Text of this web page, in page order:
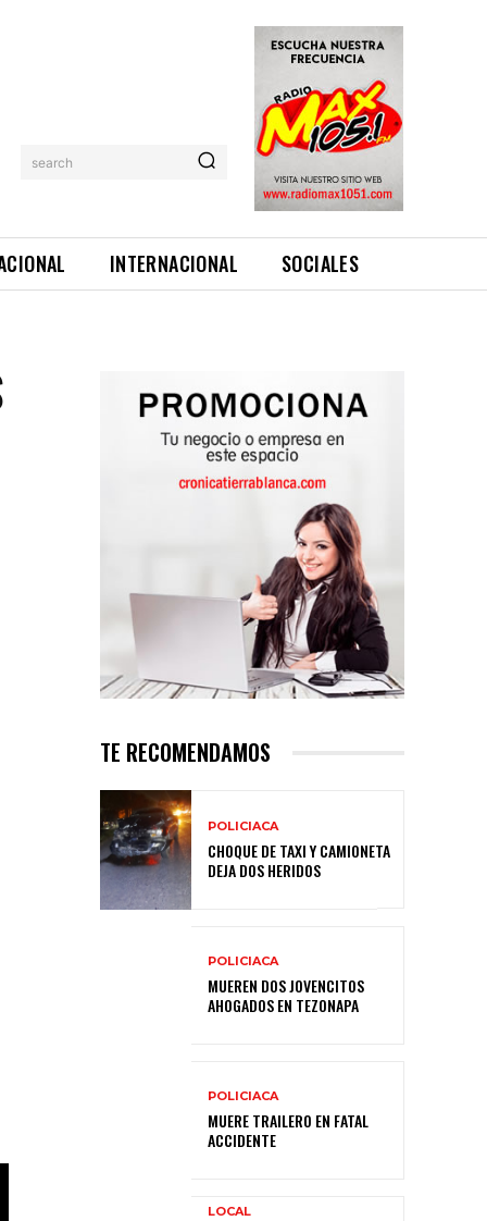
search
INTERNACIONAL SOCIALES
TE RECOMENDAMOS
POLICIACA
CHOQUE DE TAXI Y CAMIONETA
DEJA DOS HERIDOS
POLICIACA
MUEREN DOS JOVENCITOS
AHOGADOS EN TEZONAPA
POLICIACA
MUERE TRAILERO EN FATAL
ACCIDENTE
LOCAL